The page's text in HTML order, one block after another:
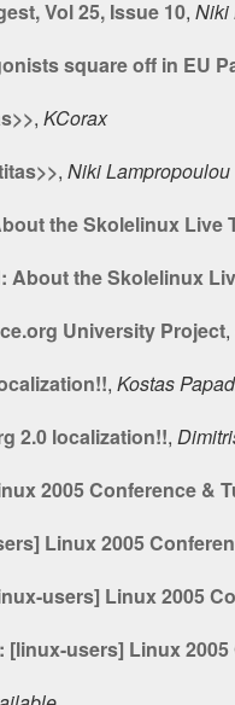
Vol 25, Issue 10, Niki
square off in EU
, KCorax
, Niki Lampropoulou
the Skolelinux Live
About the Skolelinux
University Project,
, Kostas
2.0 localization!!,
2005 Conference &
Linux 2005
users] Linux 2005
[linux-users] Linux